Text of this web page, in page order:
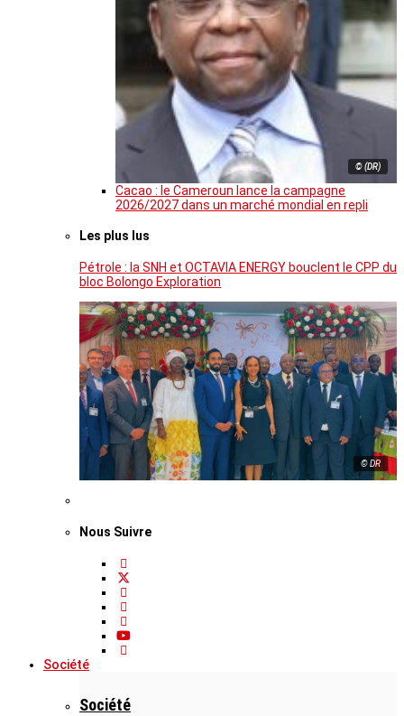
© (DR)
Cacao : le Cameroun lance la campagne
2026/2027 dans un marché mondial en repli
Les plus lus
Pétrole : la SNH et OCTAVIA ENERGY bouclent le CPP du
bloc Bolongo Exploration
© DR
Nous Suivre
Société
Société